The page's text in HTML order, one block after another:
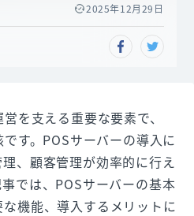
2025年12月29日
を支える重要な要素で、
す。POSサーバーの導入に
、顧客管理が効率的に行え
では、POSサーバーの基本
機能、導入するメリットに